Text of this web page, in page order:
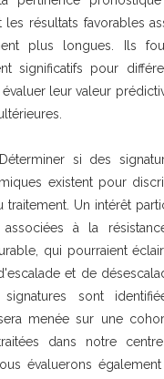
les résultats favorables
plus longues. Ils
significatifs pour
leur valeur
si des
existent pour
traitement. Un intérêt
associées à la
qui pourraient
et de
sont
menée sur une
dans notre
évaluerons